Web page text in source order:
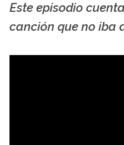
Este episodio
canción que no iba